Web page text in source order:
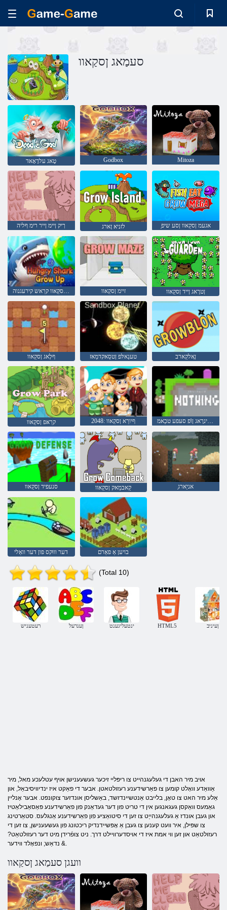
סעמַאג ןסקַאוו
טָאג עלדָאָאד Godbox Mitoza
ךיק ןיימ ןייר רימ ףליה לזניא זָארג ַאגעמ ןסקַאוו ןסע שיפ
ףיורַא ןסקַאוו קרַאש קירעגנוה זיימ ןסקַאוו ןטרָאג ןייד ןסקַאוו
ףלָאג ןסקַאוו טענַאלּפ ןטסַאקדמַאז ןָאלקַארב
קרַאּפ ןסקַאוו ףיורַא ןסקַאוו :2048 טשינרָאג ןוֿפ סעּפע טכַאמ
סנעפיד ןסקַאוו קַאבמַאק ןסקַאוו ַאניַארג
דער וווּקס פון דער וואַלי בויען אַ פאַרם
(Total 10)
רעטעניש ןענרעל ינטעליגענט HTML5 ןעיניב
אויב מיר האבן די געלעגנהייט צו ריפּליי זיכער געשעענישן אויף עטלעכע מאל, מיר
אַוואַדע וואָלט קומען צו פאַרשידענע רעזולטאטן. אבער די פאַקט איז ינדיוויסיבאַל, און
אַלע מיר האט צו טאָן, בלייבט אַנטשיינדזשד, באַשליסן אונדזער צוקונפט. אבער אָנליין
גאַמעס וואַקסן געגאנגען אין די טריט פון דער געדאַנק פון פאַרשידענע פּאַסאַבילאַטיז
און געבן אונדז אַ געלעגנהייַט צו זען די סיטואַציע פון ​​פאַרשידענע אַנגלעס. סטאַרטינג
צו שפּילן, איר וועט קענען צו געבן אַ אָפּשיידנדיק ריכטונג פון געשעענישן, צו זען די
רעזולטאַט און זען ווי אמת איז די אויסדערוויילט דרך. ניט צופֿרידן מיט דער רעזולטאַט?
& נדאַש; ונפאָלד ווידער.
וועגן סעמַאג ןסקַאוו